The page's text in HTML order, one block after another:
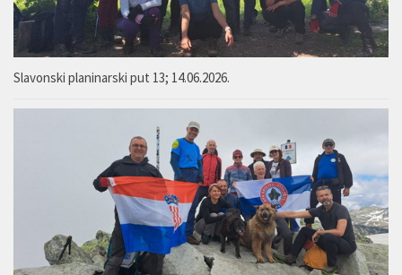
Slavonski planinarski put 13; 14.06.2026.